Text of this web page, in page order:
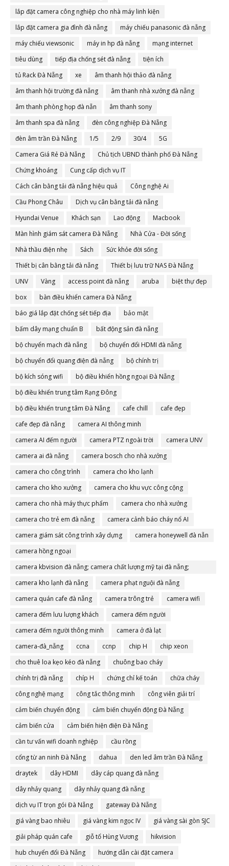
lắp đặt camera công nghiệp cho nhà máy linh kiện
lắp đặt camera gia đình đà nẵng
máy chiếu panasonic đà nẵng
máy chiếu viewsonic
máy in hp đà nẵng
mạng internet
tiêu dùng
tiếp địa chống sét đà nẵng
tiện ích
tủ Rack Đà Nẵng
xe
âm thanh hội thảo đà nẵng
âm thanh hội trường đà nẵng
âm thanh nhà xưởng đà nẵng
âm thanh phòng họp đà nẵn
âm thanh sony
âm thanh spa đà nẵng
đèn công nghiệp Đà Nẵng
đèn âm trần Đà Nẵng
1/5 2/9 30/4
5G
Camera Giá Rẻ Đà Nẵng
Chủ tịch UBND thành phố Đà Nẵng
Chứng khoáng
Cung cấp dịch vụ IT
Cách cân bằng tải đà nẵng hiệu quả
Công nghệ Ai
Cầu Phong Châu
Dịch vụ cân bằng tải đà nẵng
Hyundai Venue
Khách sạn Lao động
Macbook
Màn hình giám sát camera Đà Nẵng
Nhà Cửa - Đời sống
Nhà thầu điện nhẹ
Sách
Sức khỏe đời sống
Thiết bị cân bằng tải đà nẵng
Thiết bị lưu trữ NAS Đà Nẵng
UNV
Vàng access point đà nẵng aruba
biệt thự đẹp
box
bàn điều khiển camera Đà Nẵng
báo giá lắp đặt chống sét tiếp địa
bảo mật
bấm dây mạng chuẩn B
bất động sản đà nẵng
bộ chuyển mạch đà nẵng
bộ chuyển đổi HDMI đà nẵng
bộ chuyển đổi quang điện đà nẵng
bộ chính trị
bộ kích sóng wifi
bộ điều khiển hồng ngoại Đà Nẵng
bộ điều khiển trung tâm Rạng Đông
bộ điều khiển trung tâm Đà Nẵng
cafe chill
cafe đẹp
cafe đẹp đà nẵng
camera AI thông minh
camera AI đếm người
camera PTZ ngoài trời
camera UNV
camera ai đà nẵng
camera bosch cho nhà xưởng
camera cho công trình
camera cho kho lạnh
camera cho kho xưởng
camera cho khu vực công cộng
camera cho nhà máy thực phẩm
camera cho nhà xưởng
camera cho trẻ em đà nẵng
camera cảnh báo cháy nổ AI
camera giám sát công trình xây dựng
camera honeywell đà nẵn
camera hồng ngoại
camera kbvision đà nẵng; camera chất lượng mỹ tại đà nẵng;
camera đà nẵng
camera kho lạnh đà nẵng
camera phạt nguội đà nẵng
camera quán cafe đà nẵng
camera trông trẻ
camera wifi
camera đếm lưu lượng khách
camera đếm người
camera đếm người thông minh
camera ở đà lạt
camera-đà_nẵng
ccna ccnp chip H
chip xeon
cho thuê loa kẹo kéo đà nẵng
chuông bao cháy
chính trị đà nẵng
chíp H chứng chỉ kế toán
chữa cháy
công nghệ mạng
công tắc thông minh
công viên giải trí
cảm biến chuyển động
cảm biến chuyển động Đà Nẵng
cảm biến cửa
cảm biến hiện điện Đà Nẵng
cần tư vấn wifi doanh nghiệp
cầu rồng
cổng từ an ninh Đà Nẵng
dahua
den led âm trần Đà Nẵng
draytek
dây HDMI
dây cáp quang đà nẵng
dây nhảy quang
dây nhảy quang đà nẵng
dịch vụ IT trọn gói Đà Nẵng
gateway Đà Nẵng
giá vàng bao nhiêu
giá vàng kim ngọc IV
giá vàng sài gòn SJC
giải pháp quán cafe
giỗ tổ Hùng Vương
hikvision
hub chuyển đổi Đà Nẵng
hướng dẫn cài đặt camera